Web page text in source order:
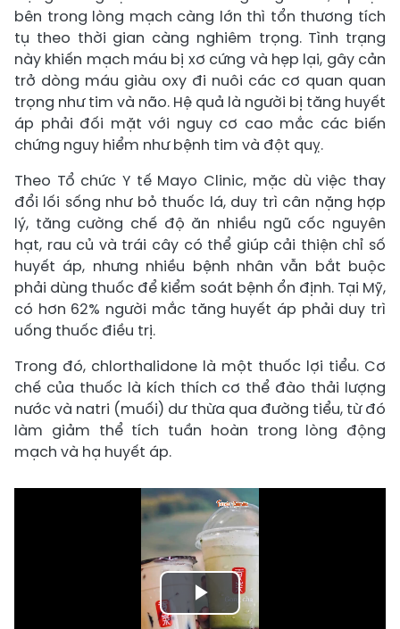
bên trong lòng mạch càng lớn thì tổn thương tích
tụ theo thời gian càng nghiêm trọng. Tình trạng
này khiến mạch máu bị xơ cứng và hẹp lại, gây cản
trở dòng máu giàu oxy đi nuôi các cơ quan quan
trọng như tim và não. Hệ quả là người bị tăng huyết
áp phải đối mặt với nguy cơ cao mắc các biến
chứng nguy hiểm như bệnh tim và đột quỵ.
Theo Tổ chức Y tế Mayo Clinic, mặc dù việc thay
đổi lối sống như bỏ thuốc lá, duy trì cân nặng hợp
lý, tăng cường chế độ ăn nhiều ngũ cốc nguyên
hạt, rau củ và trái cây có thể giúp cải thiện chỉ số
huyết áp, nhưng nhiều bệnh nhân vẫn bắt buộc
phải dùng thuốc để kiểm soát bệnh ổn định. Tại Mỹ,
có hơn 62% người mắc tăng huyết áp phải duy trì
uống thuốc điều trị.
Trong đó, chlorthalidone là một thuốc lợi tiểu. Cơ
chế của thuốc là kích thích cơ thể đào thải lượng
nước và natri (muối) dư thừa qua đường tiểu, từ đó
làm giảm thể tích tuần hoàn trong lòng động
mạch và hạ huyết áp.
Play